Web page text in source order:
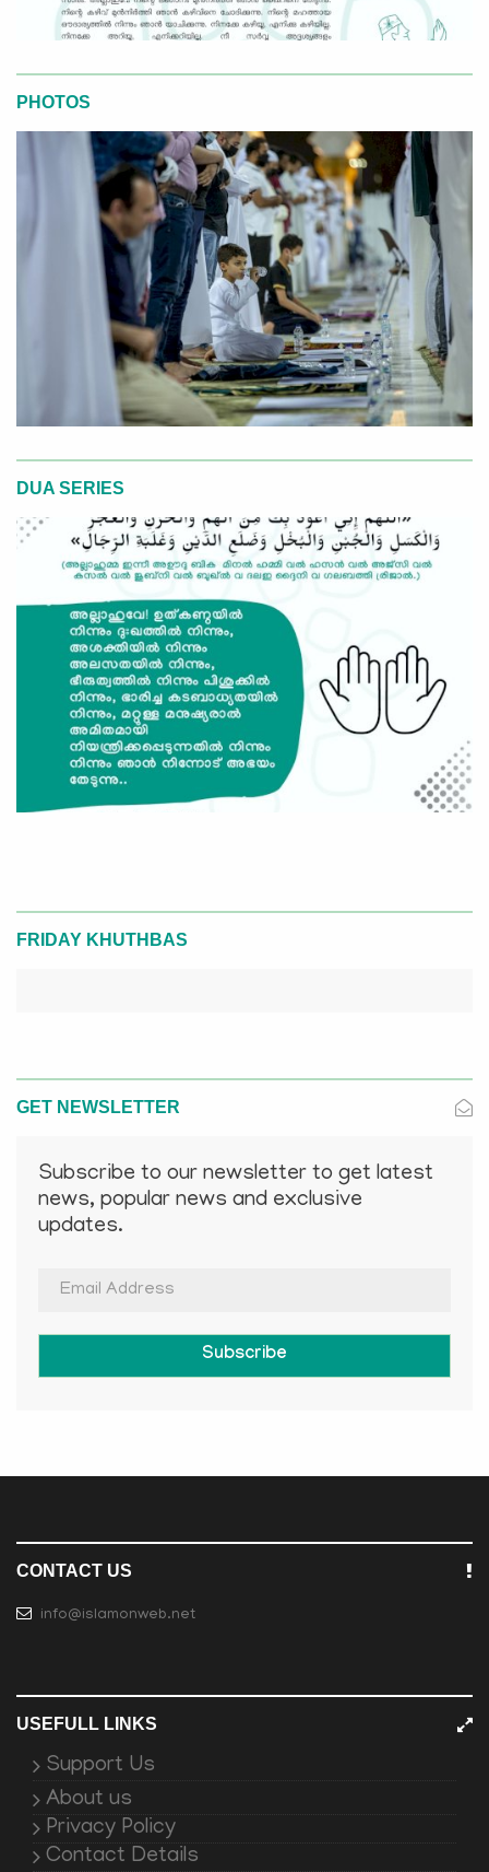
PHOTOS
DUA SERIES
FRIDAY KHUTHBAS
GET NEWSLETTER
Subscribe to our newsletter to get latest
news, popular news and exclusive
updates.
Subscribe
CONTACT US
info@islamonweb.net
USEFULL LINKS
Support Us
About us
Privacy Policy
Contact Details